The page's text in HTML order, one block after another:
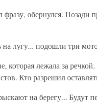
фразу, обернулся.
лугу... подошли три
которая лежала за
Кто разрешил
на берегу... Будут